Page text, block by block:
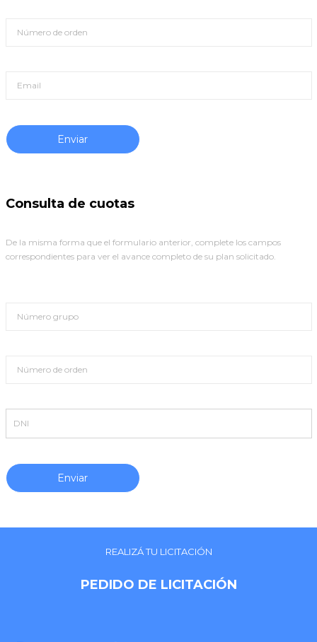
Consulta de cuotas
De la misma forma que el formulario anterior, complete los campos
correspondientes para ver el avance completo de su plan solicitado.
REALIZÁ TU LICITACIÓN
PEDIDO DE LICITACIÓN